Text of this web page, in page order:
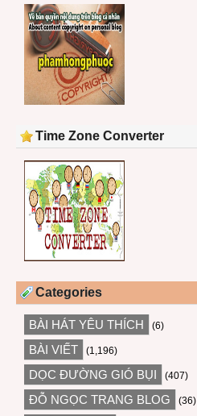
Time Zone Converter
Categories
BÀI HÁT YÊU THÍCH (6)
BÀI VIẾT (1,196)
DỌC ĐƯỜNG GIÓ BỤI (407)
ĐỖ NGỌC TRANG BLOG (36)